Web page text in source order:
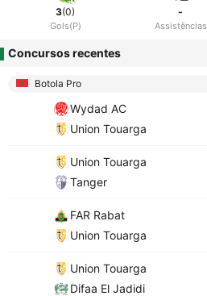
3(0)
Gols(P)
-
Assistências
Concursos recentes
Botola Pro
Wydad AC
Union Touarga
Union Touarga
Tanger
FAR Rabat
Union Touarga
Union Touarga
Difaa El Jadidi